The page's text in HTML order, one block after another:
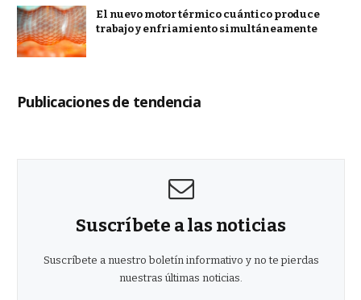
El nuevo motor térmico cuántico produce
trabajo y enfriamiento simultáneamente
Publicaciones de tendencia
Suscríbete a las noticias
Suscríbete a nuestro boletín informativo y no te pierdas
nuestras últimas noticias.